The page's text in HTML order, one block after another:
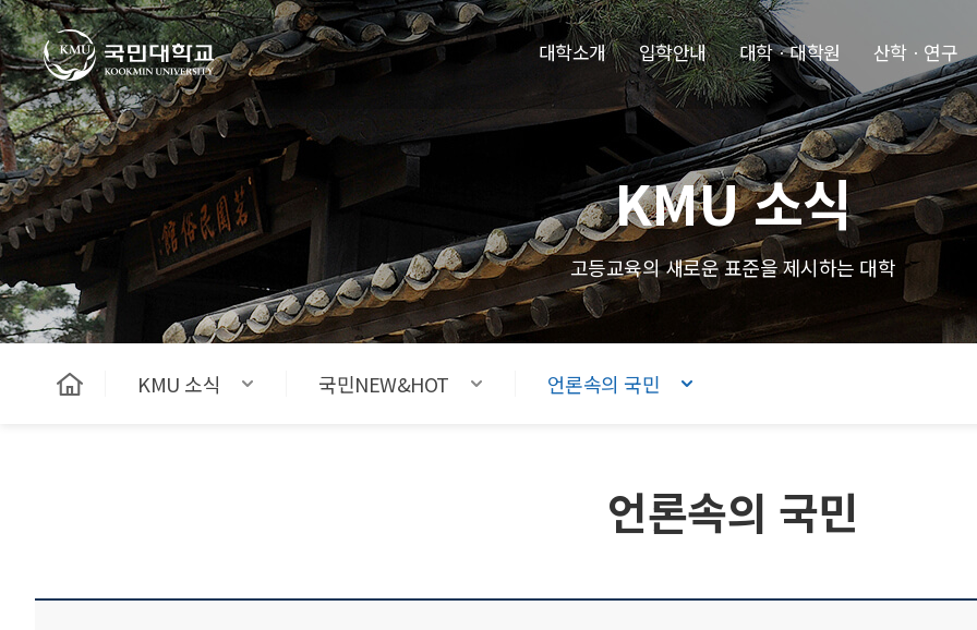
주메뉴 바로가기
본문내용 바로가기
푸터 바로가기
국민대학교
대학소개 입학안내 대학ㆍ대학원 산학ㆍ연구
KMU 소식
고등교육의 새로운 표준을 제시하는 대학
KMU 소식 국민NEW&HOT 언론속의 국민
언론속의 국민